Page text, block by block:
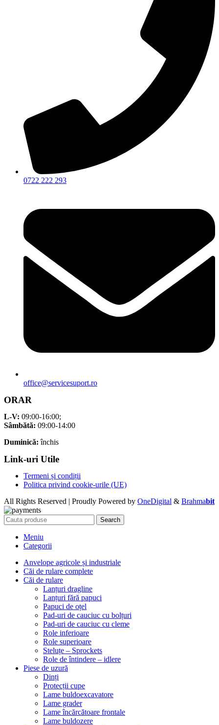
0722 222 293
office@servicesuport.ro
ORAR
L-V: 09:00-16:00;
Sâmbătă: 09:00-14:00
Duminică: închis
Link-uri Utile
Termeni și condiții
Politica privind cookie-urile (UE)
All Rights Reserved | Proudly Powered by OneDigital & Brahmabit
Search
Meniu
Categorii
Anvelope agricole și industriale
Căi de rulare complete
Căi de rulare
Lanțuri dragline
Lanțuri fără papuci
Papuci de oțel
Pad-uri de cauciuc cu bolțuri
Pad-uri de cauciuc cu cleme
Role inferioare
Role superioare
Steluțe – Sprockets
Role de întindere – idlere
Piese de uzură
Dinți
Protecții cupe
Lame buldoexcavatore
Lame grader
Lame încărcătoare frontale
Lame buldozere